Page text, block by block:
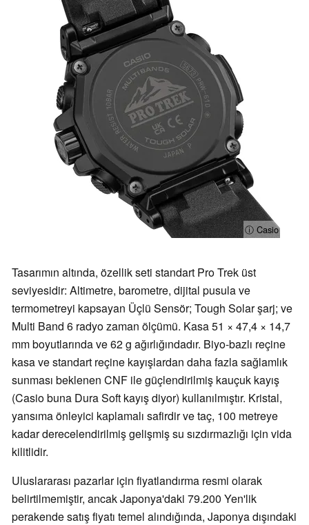
ⓘ Casio
Tasarımın altında, özellik seti standart Pro Trek üst
seviyesidir: Altimetre, barometre, dijital pusula ve
termometreyi kapsayan Üçlü Sensör; Tough Solar şarj; ve
Multi Band 6 radyo zaman ölçümü. Kasa 51 × 47,4 × 14,7
mm boyutlarında ve 62 g ağırlığındadır. Biyo-bazlı reçine
kasa ve standart reçine kayışlardan daha fazla sağlamlık
sunması beklenen CNF ile güçlendirilmiş kauçuk kayış
(Casio buna Dura Soft kayış diyor) kullanılmıştır. Kristal,
yansıma önleyici kaplamalı safirdir ve taç, 100 metreye
kadar derecelendirilmiş gelişmiş su sızdırmazlığı için vida
kilitlidir.
Uluslararası pazarlar için fiyatlandırma resmi olarak
belirtilmemiştir, ancak Japonya'daki 79.200 Yen'lik
perakende satış fiyatı temel alındığında, Japonya dışındaki